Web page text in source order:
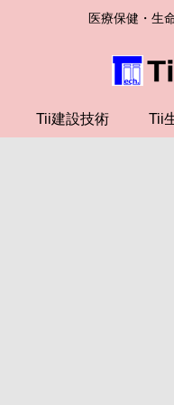
医療保健・生
Tii建設技術 Tii